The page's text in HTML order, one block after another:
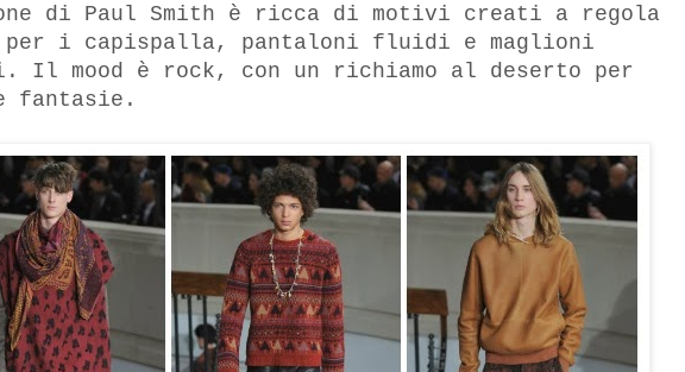
di Paul Smith è ricca di motivi creati a regola
per i capispalla, pantaloni fluidi e maglioni
Il mood è rock, con un richiamo al deserto per
fantasie.